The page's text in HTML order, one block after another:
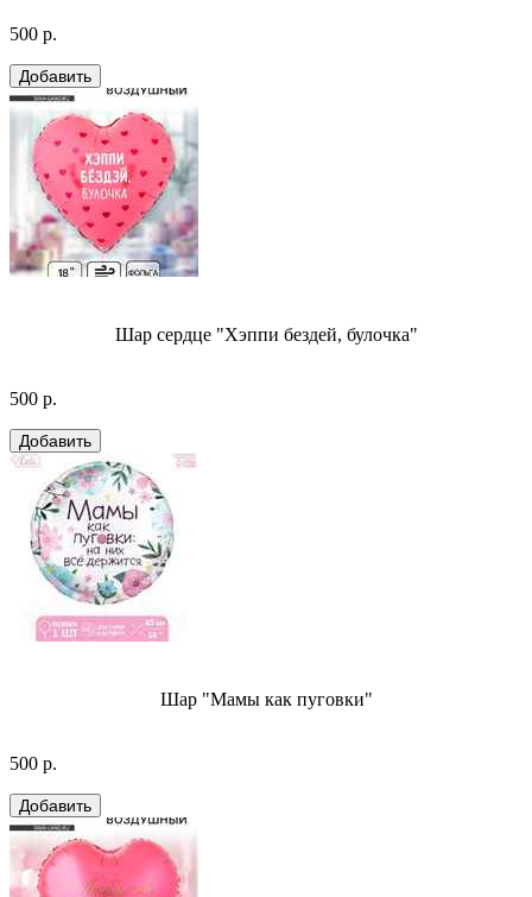
500 р.
Шар сердце "Хэппи бездей, булочка"
500 р.
Шар "Мамы как пуговки"
500 р.